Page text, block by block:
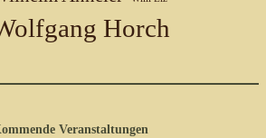
Horch
Veranstaltungen